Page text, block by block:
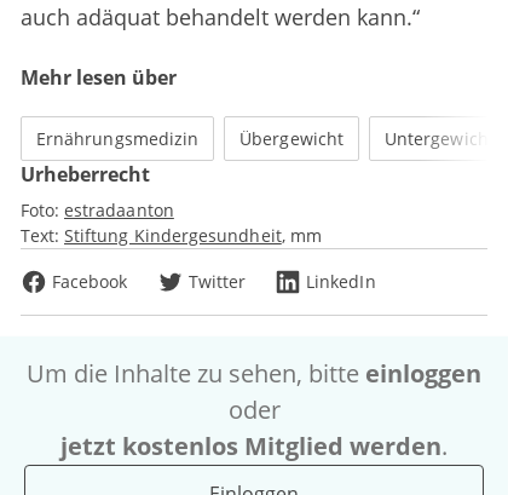
auch adäquat behandelt werden kann.“
Mehr lesen über
Ernährungsmedizin Übergewicht Untergewicht
Urheberrecht
Foto: estradaanton
Text: Stiftung Kindergesundheit mm
Facebook
Twitter LinkedIn
Um die Inhalte zu sehen, bitte einloggen
oder
jetzt kostenlos Mitglied werden.